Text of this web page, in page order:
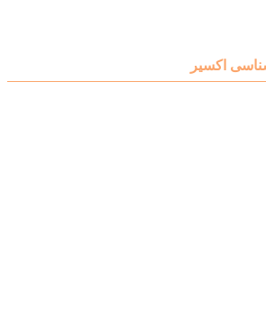
اکسیر